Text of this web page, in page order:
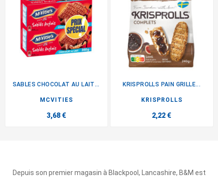
SABLES CHOCOLAT AU LAIT X2...
MCVITIES
3,68 €
KRISPROLLS PAIN GRILLE...
KRISPROLLS
2,22 €
Depuis son premier magasin à Blackpool, Lancashire, B&M est